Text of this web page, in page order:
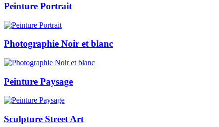
Peinture Portrait
Photographie Noir et blanc
Peinture Paysage
Sculpture Street Art